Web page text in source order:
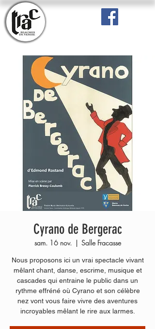
Cyrano de Bergerac
sam. 16 nov.
  |
Salle Fracasse
Nous proposons ici un vrai spectacle vivant
mêlant chant, danse, escrime, musique et
cascades qui entraine le public dans un
rythme effréné où Cyrano et son célèbre
nez vont vous faire vivre des aventures
incroyables mêlant le rire aux larmes.